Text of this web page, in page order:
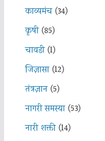
काव्यमंच(34)
कृषी(85)
चावडी(1)
जिज्ञासा(12)
तंत्रज्ञान(5)
नागरी समस्या(53)
नारी शक्ती(14)